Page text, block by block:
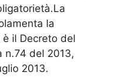
la
il Decreto del
n.74 del 2013,
2013.